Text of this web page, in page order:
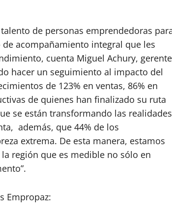
de personas emprendedoras
acompañamiento integral que les
cuenta Miguel Achury, gerente
hacer un seguimiento al impacto del
de 123% en ventas, 86% en
de quienes han finalizado su ruta
se están transformando las realidades
además, que 44% de los
extrema. De esta manera, estamos
región que es medible no sólo en
Empropaz: